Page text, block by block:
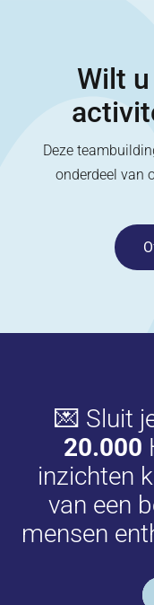
Wilt
Deze
onderdeel van
💌 Sluit
20.000
inzichten
van een
mensen